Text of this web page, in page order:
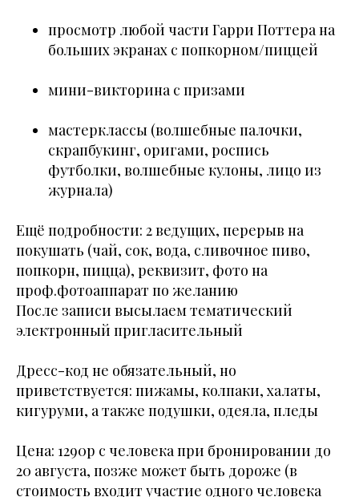
просмотр любой части Гарри Поттера на
больших экранах с попкорном/пиццей
мини-викторина с призами
мастерклассы (волшебные палочки,
скрапбукинг, оригами, роспись
футболки, волшебные кулоны, лицо из
журнала)
Ещё подробности: 2 ведущих, перерыв на
покушать (чай, сок, вода, сливочное пиво,
попкорн, пицца), реквизит, фото на
проф.фотоаппарат по желанию
После записи высылаем тематический
электронный пригласительный
Дресс-код не обязательный, но
приветствуется: пижамы, колпаки, халаты,
кигуруми, а также подушки, одеяла, пледы
Цена: 1290р с человека при бронировании до
20 августа, позже может быть дороже (в
стоимость входит участие одного человека